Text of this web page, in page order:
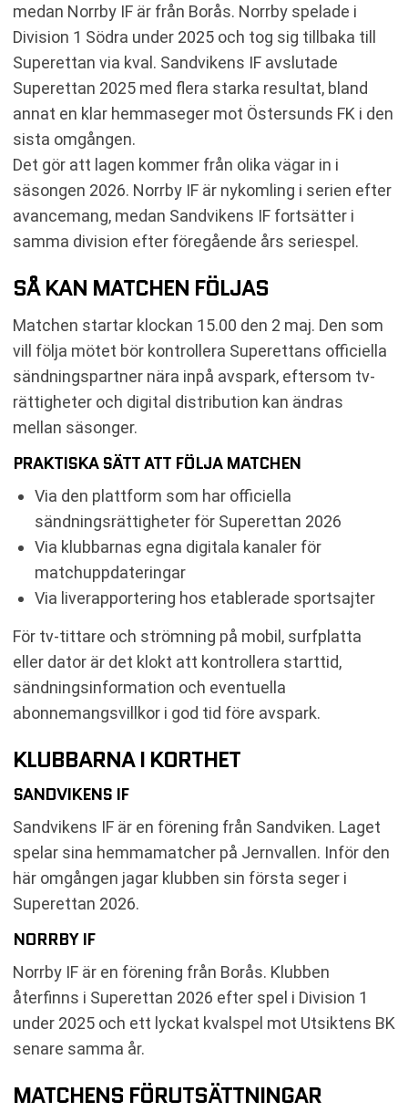
medan Norrby IF är från Borås. Norrby spelade i
Division 1 Södra under 2025 och tog sig tillbaka till
Superettan via kval. Sandvikens IF avslutade
Superettan 2025 med flera starka resultat, bland
annat en klar hemmaseger mot Östersunds FK i den
sista omgången.
Det gör att lagen kommer från olika vägar in i
säsongen 2026. Norrby IF är nykomling i serien efter
avancemang, medan Sandvikens IF fortsätter i
samma division efter föregående års seriespel.
SÅ KAN MATCHEN FÖLJAS
Matchen startar klockan 15.00 den 2 maj. Den som
vill följa mötet bör kontrollera Superettans officiella
sändningspartner nära inpå avspark, eftersom tv-
rättigheter och digital distribution kan ändras
mellan säsonger.
PRAKTISKA SÄTT ATT FÖLJA MATCHEN
Via den plattform som har officiella
sändningsrättigheter för Superettan 2026
Via klubbarnas egna digitala kanaler för
matchuppdateringar
Via liverapportering hos etablerade sportsajter
För tv-tittare och strömning på mobil, surfplatta
eller dator är det klokt att kontrollera starttid,
sändningsinformation och eventuella
abonnemangsvillkor i god tid före avspark.
KLUBBARNA I KORTHET
SANDVIKENS IF
Sandvikens IF är en förening från Sandviken. Laget
spelar sina hemmamatcher på Jernvallen. Inför den
här omgången jagar klubben sin första seger i
Superettan 2026.
NORRBY IF
Norrby IF är en förening från Borås. Klubben
återfinns i Superettan 2026 efter spel i Division 1
under 2025 och ett lyckat kvalspel mot Utsiktens BK
senare samma år.
MATCHENS FÖRUTSÄTTNINGAR